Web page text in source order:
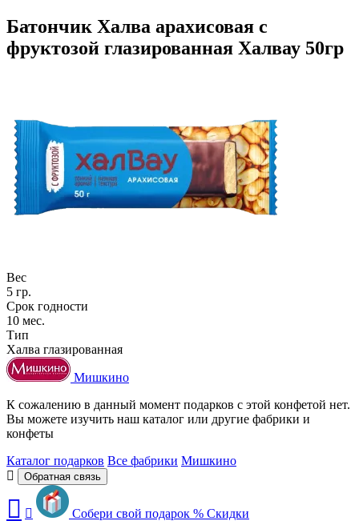
Батончик Халва арахисовая с
фруктозой глазированная Халвау 50гр
Вес
5 гр.
Срок годности
10 мес.
Тип
Халва глазированная
Мишкино
К сожалению в данный момент подарков с этой конфетой нет.
Вы можете изучить наш каталог или другие фабрики и
конфеты
Каталог подарков Все фабрики Мишкино
Обратная связь
Собери свой подарок % Скидки